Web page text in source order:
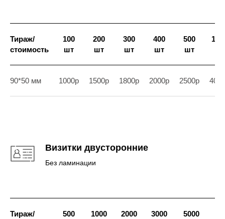
Тираж/
стоимость
100
шт
200
шт
300
шт
400
шт
500
шт
90*50 мм 1000р 1500р 1800р 2000р 2500р
Визитки двусторонние
Без ламинации
Тираж/
500
1000
2000
3000
5000